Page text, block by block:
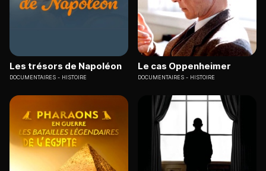
Les trésors de Napoléon
DOCUMENTAIRES HISTOIRE
Le cas Oppenheimer
DOCUMENTAIRES HISTOIRE